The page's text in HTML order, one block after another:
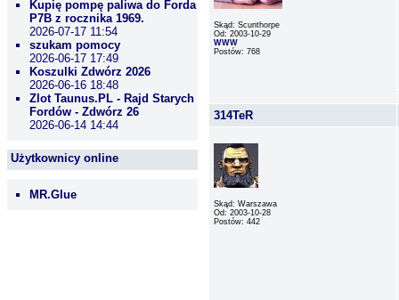
Kupię pompę paliwa do Forda
P7B z rocznika 1969.
2026-07-17 11:54
szukam pomocy
2026-06-17 17:49
Koszulki Zdwórz 2026
2026-06-16 18:48
Zlot Taunus.PL - Rajd Starych
Fordów - Zdwórz 26
2026-06-14 14:44
Użytkownicy online
MR.Glue
Skąd: Scunthorpe
Od: 2003-10-29
WWW
Postów: 768
314TeR
Skąd: Warszawa
Od: 2003-10-28
Postów: 442